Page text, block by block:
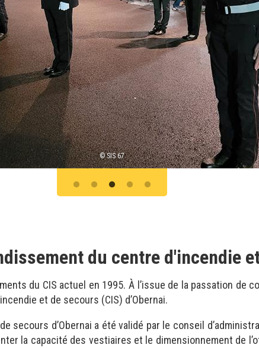
© SIS 67
du centre d'incendie
du CIS actuel en 1995. À l’issue de la passation de
et de secours (CIS) d’Obernai.
secours d’Obernai a été validé par le conseil
la capacité des vestiaires et le dimensionnement de